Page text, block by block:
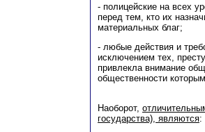
- полицейские на всех
перед тем, кто их
материальных благ;
- любые действия и
исключением тех,
привлекла внимание
общественности
Наоборот,
государства), являются: